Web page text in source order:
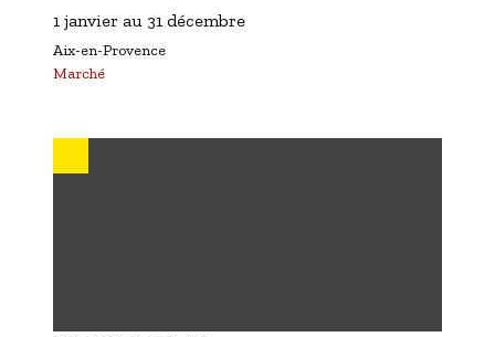
1 janvier au 31 décembre
Aix-en-Provence
Marché